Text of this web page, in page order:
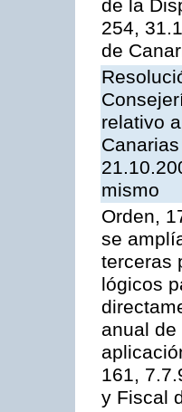
de la
254,
de
relativo
mismo
Orden,
se
terceras
lógicos
anual
161,
y Fiscal